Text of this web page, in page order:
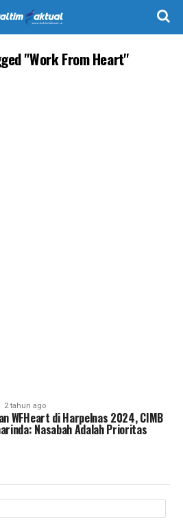
"Work From Heart"
2 tahun ago
WFHeart di Harpelnas 2024, CIMB
Nasabah Adalah Prioritas